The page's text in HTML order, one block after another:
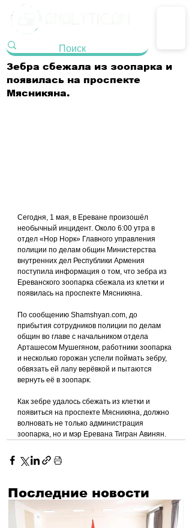
Зебра сбежала из зоопарка и
появилась на проспекте
Мясникяна.
Сегодня, 1 мая, в Ереване произошёл
необычный инцидент. Около 6:00 утра в
отдел «Нор Норк» Главного управления
полиции по делам общин Министерства
внутренних дел Республики Армения
поступила информация о том, что зебра из
Ереванского зоопарка сбежала из клетки и
появилась на проспекте Мясникяна.
По сообщению Shamshyan.com, до
прибытия сотрудников полиции по делам
общин во главе с начальником отдела
Арташесом Мушегяном, работники зоопарка
и несколько горожан успели поймать зебру,
обвязать ей лапу верёвкой и пытаются
вернуть её в зоопарк.
Как зебре удалось сбежать из клетки и
появиться на проспекте Мясникяна, должно
волновать не только администрация
зоопарка, но и мэр Еревана Тигран Авинян.
Последние новости